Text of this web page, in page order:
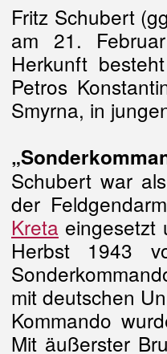
Fritz Schubert
am 21.
Herkunft
Petros
Smyrna, in
Schubert war
der
Kreta
Herbst 1943
mit deutschen
Kommando
Mit äußerster